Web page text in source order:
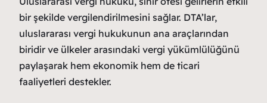
bir şekilde vergilendirilmesini sağlar. DTA’lar,
uluslararası vergi hukukunun ana araçlarından
biridir ve ülkeler arasındaki vergi yükümlülüğünü
paylaşarak hem ekonomik hem de ticari
faaliyetleri destekler.